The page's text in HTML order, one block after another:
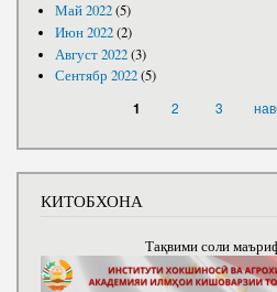
Май 2022(5)
Июн 2022(2)
Август 2022(3)
Сентябр 2022(5)
1 2 3
КИТОБХОНА
Тақвими соли